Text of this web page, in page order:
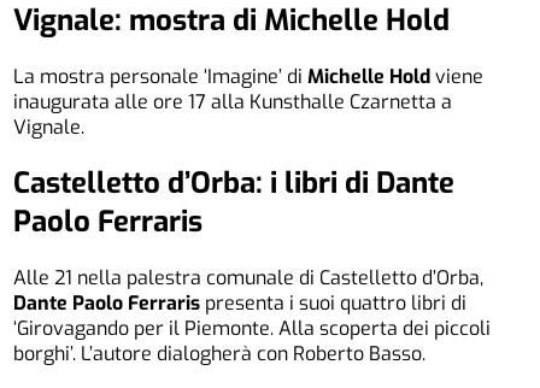
Vignale: mostra di Michelle Hold
La mostra personale ‘Imagine’ diMichelle Holdviene
inaugurata alle ore 17 alla Kunsthalle Czarnetta a
Vignale.
Castelletto d’Orba: i libri di Dante
Paolo Ferraris
Alle 21 nella palestra comunale di Castelletto d’Orba,
Dante Paolo Ferraris presenta i suoi quattro libri di
‘Girovagando per il Piemonte. Alla scoperta dei piccoli
borghi’. L’autore dialogherà con Roberto Basso.